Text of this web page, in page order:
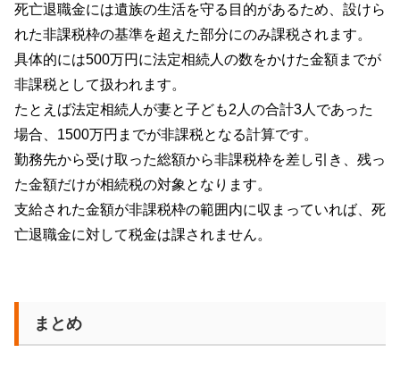
死亡退職金には遺族の生活を守る目的があるため、設けら
れた非課税枠の基準を超えた部分にのみ課税されます。
具体的には500万円に法定相続人の数をかけた金額までが
非課税として扱われます。
たとえば法定相続人が妻と子ども2人の合計3人であった
場合、1500万円までが非課税となる計算です。
勤務先から受け取った総額から非課税枠を差し引き、残っ
た金額だけが相続税の対象となります。
支給された金額が非課税枠の範囲内に収まっていれば、死
亡退職金に対して税金は課されません。
まとめ